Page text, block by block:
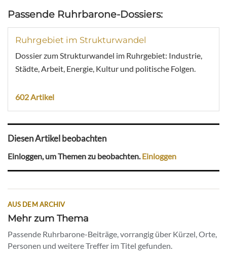
Passende Ruhrbarone-Dossiers:
Ruhrgebiet im Strukturwandel
Dossier zum Strukturwandel im Ruhrgebiet: Industrie,
Städte, Arbeit, Energie, Kultur und politische Folgen.
602 Artikel
Diesen Artikel beobachten
Einloggen, um Themen zu beobachten.Einloggen
AUS DEM ARCHIV
Mehr zum Thema
Passende Ruhrbarone-Beiträge, vorrangig über Kürzel, Orte,
Personen und weitere Treffer im Titel gefunden.